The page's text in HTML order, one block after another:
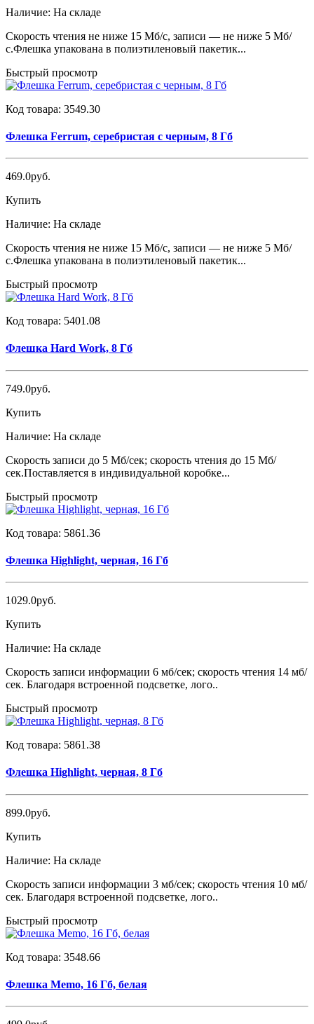
Наличие: На складе
Скорость чтения не ниже 15 Мб/с, записи — не ниже 5 Мб/
с.Флешка упакована в полиэтиленовый пакетик...
Быстрый просмотр
Код товара: 3549.30
Флешка Ferrum, серебристая с черным, 8 Гб
469.0руб.
Купить
Наличие: На складе
Скорость чтения не ниже 15 Мб/с, записи — не ниже 5 Мб/
с.Флешка упакована в полиэтиленовый пакетик...
Быстрый просмотр
Код товара: 5401.08
Флешка Hard Work, 8 Гб
749.0руб.
Купить
Наличие: На складе
Скорость записи до 5 Мб/сек; скорость чтения до 15 Мб/
сек.Поставляется в индивидуальной коробке...
Быстрый просмотр
Код товара: 5861.36
Флешка Highlight, черная, 16 Гб
1029.0руб.
Купить
Наличие: На складе
Скорость записи информации 6 мб/сек; скорость чтения 14 мб/
сек. Благодаря встроенной подсветке, лого..
Быстрый просмотр
Код товара: 5861.38
Флешка Highlight, черная, 8 Гб
899.0руб.
Купить
Наличие: На складе
Скорость записи информации 3 мб/сек; скорость чтения 10 мб/
сек. Благодаря встроенной подсветке, лого..
Быстрый просмотр
Код товара: 3548.66
Флешка Memo, 16 Гб, белая